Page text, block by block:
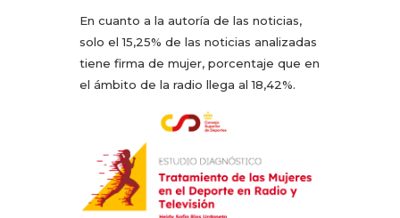
En cuanto a la autoría de las noticias,
solo el 15,25% de las noticias analizadas
tiene firma de mujer, porcentaje que en
el ámbito de la radio llega al 18,42%.